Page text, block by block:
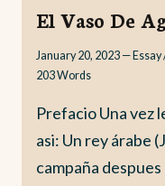
El Vaso De
January 20, 2023 — Essay
203Words
Prefacio Una vez
asi: Un rey árabe
campaña